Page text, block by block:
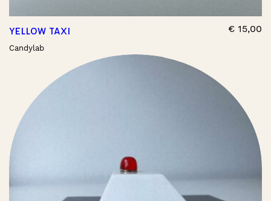
YELLOW TAXI
Candylab
€ 15,00